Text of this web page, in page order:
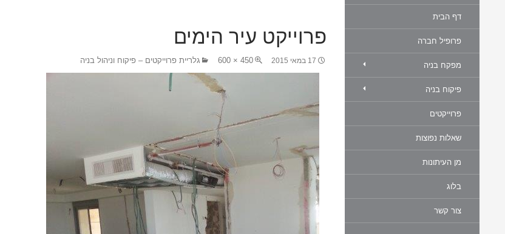
פרוייקט עיר הימים
17 במאי 2015 450 × 600 גלריית פרוייקטים – פיקוח וניהול בניה
דף הבית
פרופיל חברה
מפקח בניה
פיקוח בניה
פרוייקטים
שאלות נפוצות
מן העיתונות
בלוג
צור קשר